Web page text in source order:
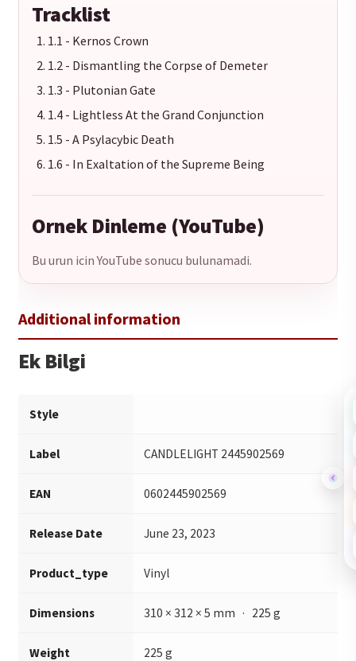
Tracklist
1.1 - Kernos Crown
1.2 - Dismantling the Corpse of Demeter
1.3 - Plutonian Gate
1.4 - Lightless At the Grand Conjunction
1.5 - A Psylacybic Death
1.6 - In Exaltation of the Supreme Being
Ornek Dinleme (YouTube)
Bu urun icin YouTube sonucu bulunamadi.
Ek Bilgi
Style
Label CANDLELIGHT 2445902569
EAN 0602445902569
Release Date June 23, 2023
Product_type Vinyl
Dimensions 310 × 312 × 5 mm · 225 g
Weight 225 g